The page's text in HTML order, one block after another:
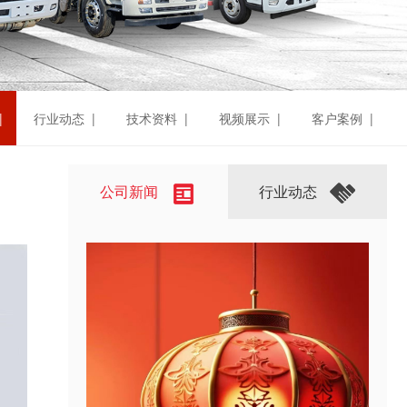
行业动态 | 技术资料 | 视频展示 | 客户案例 |
公司新闻 行业动态